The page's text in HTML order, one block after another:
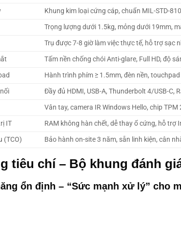
Khung kim loại cứng cáp, chuẩn MIL-STD-
Trọng lượng dưới 1.5kg, mỏng dưới 19mm,
Trụ được 7-8 giờ làm việc thực tế, hỗ trợ sạc
Tấm nền chống chói Anti-glare, Full HD, độ
Hành trình phím ≥ 1.5mm, đèn nền,
Đầy đủ HDMI, USB-A, Thunderbolt 4/USB-C,
Vân tay, camera IR Windows Hello, chip
IT
RAM không hàn chết, dễ thay ổ cứng, hỗ trợ
(TCO) Bảo hành on-site 3 năm, sẵn linh kiện, cân
tiêu chí – Bộ khung đánh
ổn định – “Sức mạnh xử lý” cho